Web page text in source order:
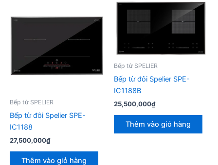
Bếp từ SPELIER
Bếp từ đôi Spelier SPE-
IC1188
27,500,000₫
Thêm vào giỏ hàng
Bếp từ SPELIER
Bếp từ đôi Spelier SPE-
IC1188B
25,500,000₫
Thêm vào giỏ hàng